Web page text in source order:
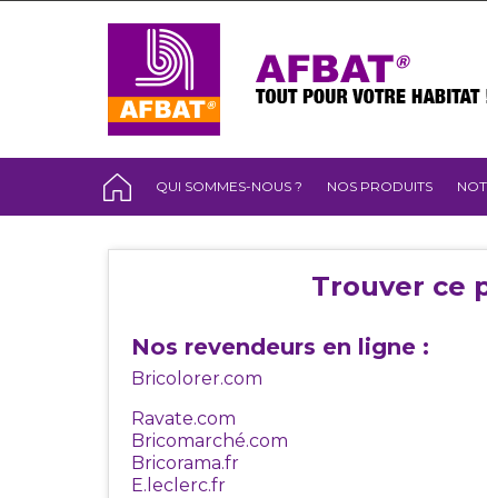
QUI SOMMES-NOUS ? NOS PRODUITS
Trouver ce
Nos revendeurs en ligne :
Bricolorer.com
Ravate.com
Bricomarché.com
Bricorama.fr
E.leclerc.fr